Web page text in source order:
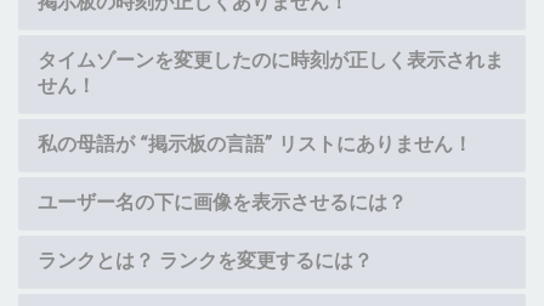
タイムゾーンを変更したのに時刻が正しく表示されま
せん！
私の母語が “掲示板の言語” リストにありません！
ユーザー名の下に画像を表示させるには？
ランクとは？ ランクを変更するには？